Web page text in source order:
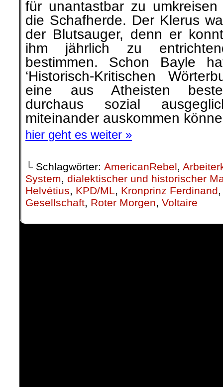
für unantastbar zu
die Schafherde. Der Klerus
der Blutsauger, denn er
ihm jährlich zu
bestimmen. Schon Bayle
‘Historisch-Kritischen
eine aus Atheisten
durchaus sozial
miteinander auskommen
hier geht es weiter »
└ Schlagwörter: AmericanRebel,
System, dialektischer und historischer
Helvétius, KPD/ML, Kronprinz Ferdinand
Gesellschaft, Roter Morgen, Voltaire